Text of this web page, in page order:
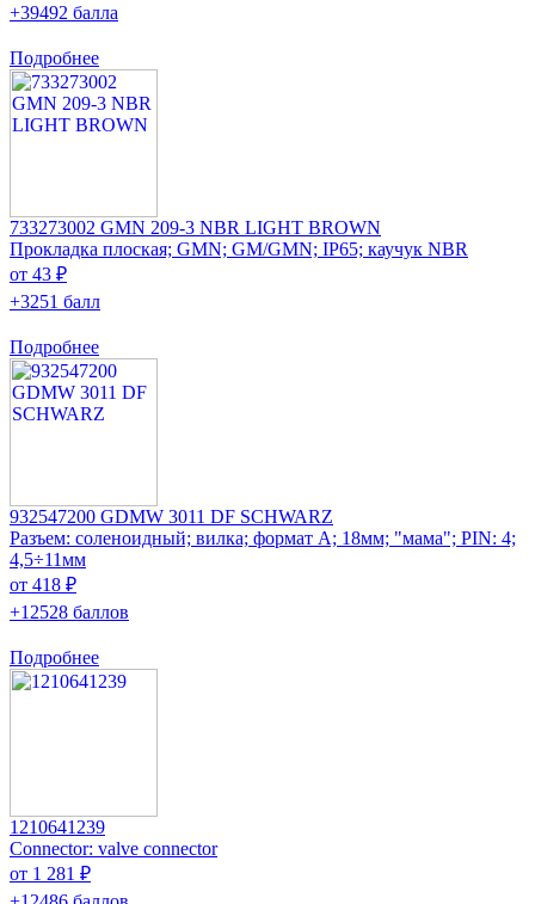
+39492 балла
Подробнее
733273002 GMN 209-3 NBR LIGHT BROWN
Прокладка плоская; GMN; GM/GMN; IP65; каучук NBR
от 43 ₽
+3251 балл
Подробнее
932547200 GDMW 3011 DF SCHWARZ
Разъем: соленоидный; вилка; формат А; 18мм; "мама"; PIN: 4;
4,5÷11мм
от 418 ₽
+12528 баллов
Подробнее
1210641239
Connector: valve connector
от 1 281 ₽